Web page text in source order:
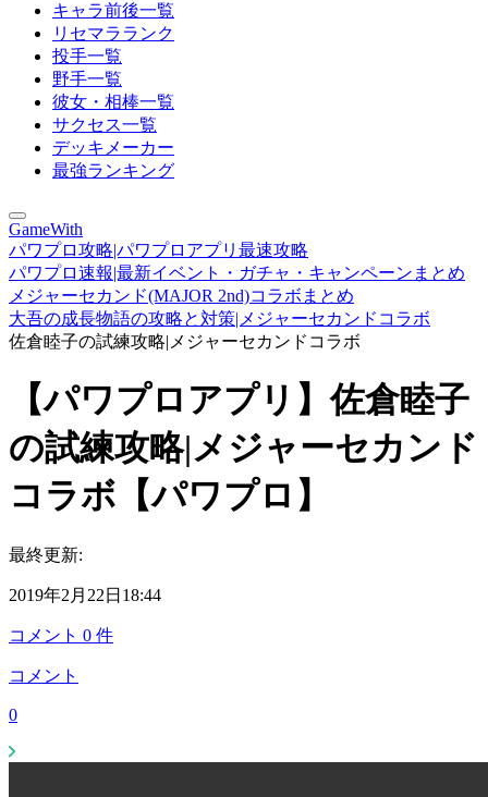
キャラ前後一覧
リセマラランク
投手一覧
野手一覧
彼女・相棒一覧
サクセス一覧
デッキメーカー
最強ランキング
GameWith
パワプロ攻略|パワプロアプリ最速攻略
パワプロ速報|最新イベント・ガチャ・キャンペーンまとめ
メジャーセカンド(MAJOR 2nd)コラボまとめ
大吾の成長物語の攻略と対策|メジャーセカンドコラボ
佐倉睦子の試練攻略|メジャーセカンドコラボ
【パワプロアプリ】佐倉睦子
の試練攻略|メジャーセカンド
コラボ【パワプロ】
最終更新:
2019年2月22日18:44
コメント 0 件
コメント
0